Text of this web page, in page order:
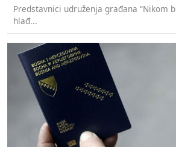
Predstavnici udruženja građana “Nikom
hlađ...